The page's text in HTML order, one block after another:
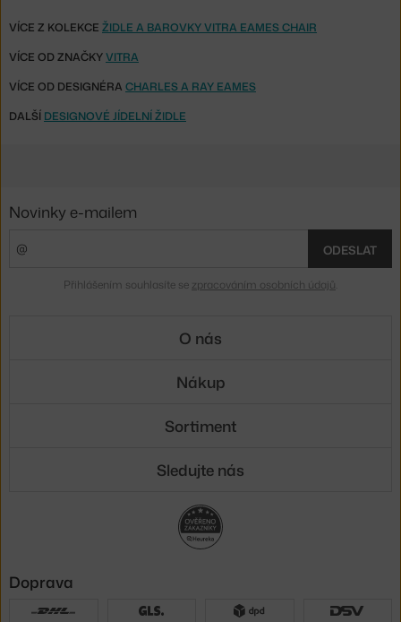
VÍCE Z KOLEKCE ŽIDLE A BAROVKY VITRA EAMES CHAIR
VÍCE OD ZNAČKYVITRA
VÍCE OD DESIGNÉRA CHARLES A RAY EAMES
DALŠÍ DESIGNOVÉ JÍDELNÍ ŽIDLE
Novinky e-mailem
ODESLAT
Přihlášením souhlasíte se zpracováním osobních údajů
O nás
Nákup
Sortiment
Sledujte nás
Doprava